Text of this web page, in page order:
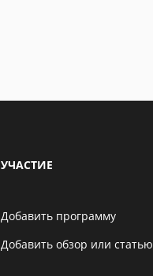
УЧАСТИЕ
Добавить программу
Добавить обзор или статью